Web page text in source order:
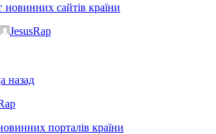
новинних сайтів країни
JesusRap
назад
порталів країни